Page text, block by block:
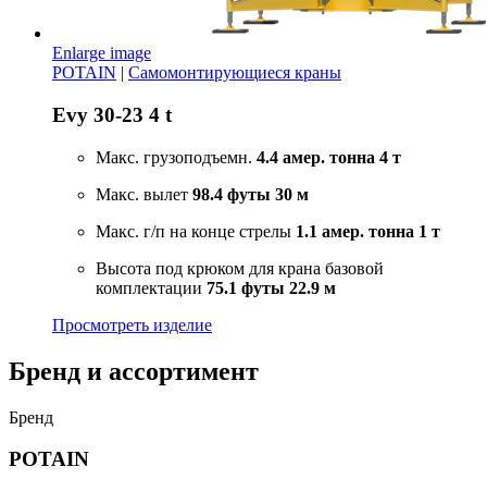
Enlarge image
POTAIN
Самомонтирующиеся краны
Evy 30-23 4 t
Макс. грузоподъемн. 4.4 амер. тонна 4 т
Макс. вылет 98.4 футы 30 м
Макс. г/п на конце стрелы 1.1 амер. тонна 1 т
Высота под крюком для крана базовой
комплектации 75.1 футы 22.9 м
Просмотреть изделие
Бренд и ассортимент
Бренд
POTAIN